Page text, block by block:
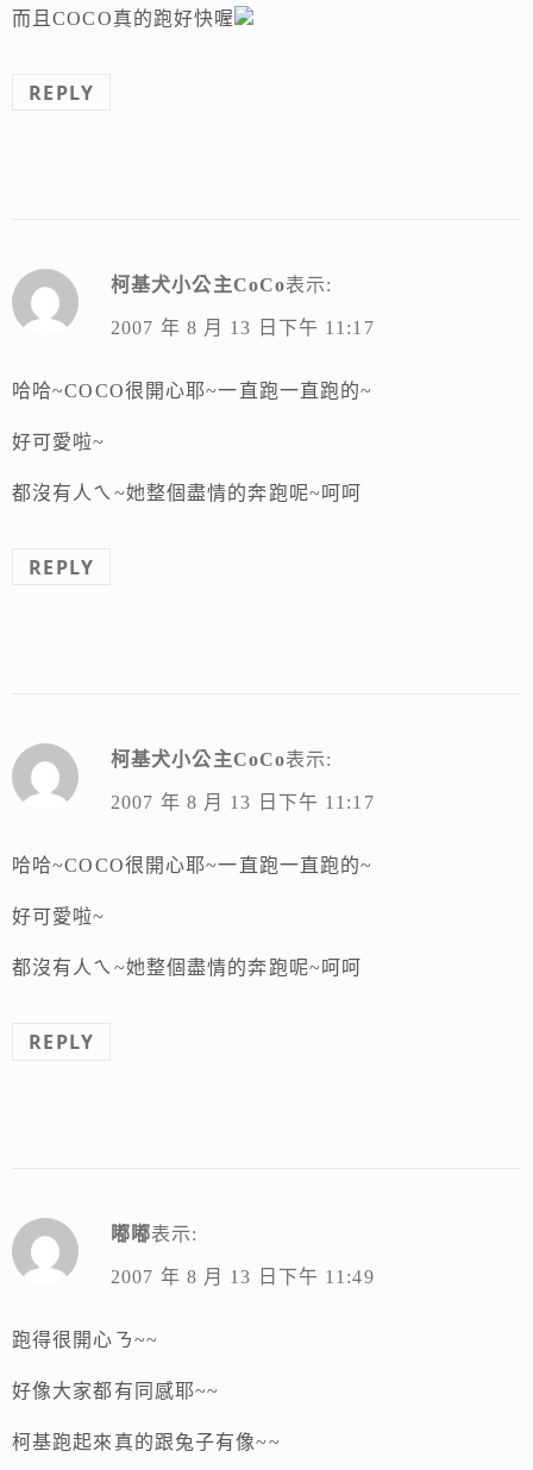
而且COCO真的跑好快喔
REPLY
柯基犬小公主CoCo表示:
2007 年 8 月 13 日下午 11:17
哈哈~COCO很開心耶~一直跑一直跑的~
好可愛啦~
都沒有人ㄟ~她整個盡情的奔跑呢~呵呵
REPLY
柯基犬小公主CoCo表示:
2007 年 8 月 13 日下午 11:17
哈哈~COCO很開心耶~一直跑一直跑的~
好可愛啦~
都沒有人ㄟ~她整個盡情的奔跑呢~呵呵
REPLY
嘟嘟表示:
2007 年 8 月 13 日下午 11:49
跑得很開心ㄋ~~
好像大家都有同感耶~~
柯基跑起來真的跟兔子有像~~